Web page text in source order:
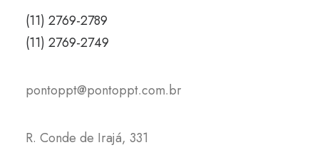
(11) 2769-2789
(11) 2769-2749
pontoppt@pontoppt.com.br
R. Conde de Irajá, 331